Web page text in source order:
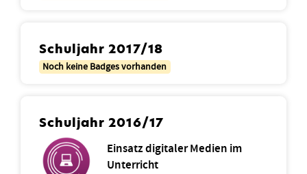
Schuljahr 2017/18
Noch keine Badges vorhanden
Schuljahr 2016/17
Einsatz digitaler Medien im
Unterricht